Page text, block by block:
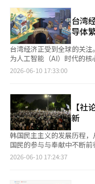
新的可能性。数据中心、先
集中在首尔。相反，拥有广
争力。 现在，地方不应仅被视为支持对象，而应重新设计为未来
的增长重心。国家均衡发展
的视角。 青年问题也是经济问题。 最近，许多年轻人为购房推迟
结婚，甚至放弃生育。他们
容易。尽管接受了比父辈
这不仅仅是简单的代际问题，而
少、消费的萎缩，最终都与
长率，还应关注未来世代的希望。 能源问题同样不
据中心和先进半导体工厂消
成为能源强国。需要包括核
系统在内的长期战略。 产业、人口、地区和能源并不是孤立的问
题，而是相互关联的国家竞争力问题。 最终
务非常明确。 必须从依赖半导体的经济转型为创新经济，从以首
都圈为中心的经济转变为均
个公平的竞技场。父母的资
资产拥有情况而非努力程度
心程序的选举也出现混乱时
想象的要大得多。 最近走
单的政治行为。在其背后，
而推迟生育，必须以未来为
努力生活，阶层流动也变得
过验证的主张扩散，可能会
的意见。 但这并不意味着
要了解他们为何愤怒，为什
是无法解决问题的。现在需
号，而不是将他们的声音
也不应将这一问题视为与
柱。如果他们放弃结婚，
最终代价将由整个社会承担
调查6·3地方选举投票用
出现学校关闭或教师裁员的情
《纽约时报》的数据，截
公立学校就读，7%在特许
庭教育。※ 本报道经人工智
既是危机，也是机遇。 AI革命的本质是半导体革命。如今，全球AI
产业依赖于英伟达的GPU
尤其是AI服务器的核心部件
的战略资产。AI如同大脑，
存在，内存缺失的AI也无法
中心。美国主导AI平台，但
自主，但在先进内存领域
走在前面，但生产能力不足
键基础设施企业。曾经“韩
开始重新审视韩国的战略
半导体无法保障未来。AI数
增长，电力网络和能源产业
驶、生物技术、国防、智
态系统中运作。 韩国必须
跃升为物理AI强国。需要将
内重演。首尔生产人口的减
难以找到工作人，消费市场
加。这也是经济合作与发
因。更为严重的是，目前的
入了数十万亿韩元的预算，
简单，未来并不明朗。稳定
负担沉重。即使有生育补贴
所改变。日本早已走上了这
不会对口号作出反应，而是
够规划未来时，他们才会
在努力阻止人口减少的同
略。延长退休年龄、扩大再
新、人工智能和数字技术的
始的任务。尤其需要国家
口结构。如果地方消失，
失的地方提供企业、就业、
的时刻，让美好的瞬间更加有意义。” 他还提
起开启下一章，我感到非常
对长期支持他的粉丝们表达了真诚的感
己大11岁的赛车模特智妍
两人曾于2022年共同出演节目《我
及再婚的可能性，表示：“
不被祝福的婚姻和生育，如
婚，现在的状态很好。”※
台湾
导体
台湾经济正受到全球的关
为人工智能（AI）时代的
进半导体供应链的心脏。包
一个简单的制造业强国，更
为“硅盾”。在中国的军事
略价值，正是因为其半导体竞争力。 从数字上看
瞩目。2026年第一季度，
发达经济体中难以见到的
了8%的水平。由于AI半导
出口大幅增长，股市持续创下历史新高
（GDP）已超过4万美元，
投资者开始重新关注台湾。 然而，经济并非仅靠数字来完成。增
2026-06-10 17:33:00
【
新
韩国民主主义的发展历程
国民的参与与奉献中不断
争”，每一个历史转折点上
再次引发社会广泛关注。
2026-06-10 17:24:37